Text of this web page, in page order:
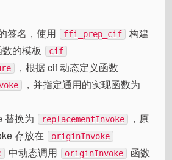
签名，使用
ffi_prep_cif
构建
的模板
cif
，根据 cif 动态定义函数
，并指定通用的实现函数为
替换为 replacementInvoke
，原
存放在
originInvoke
中动态调用 originInvoke
函数